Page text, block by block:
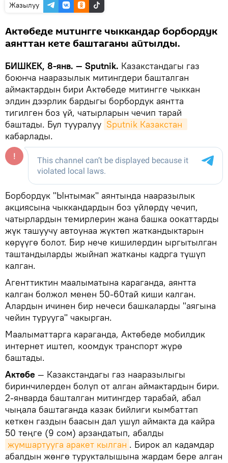
Жазылуу
Актөбеде митингге чыккандар борбордук
аянттан кете баштаганы айтылды.
БИШКЕК, 8-янв. — Sputnik. Казакстандагы газ
боюнча нааразылык митингдери башталган
аймактардын бири Актөбеде митингге чыккан
элдин дээрлик бардыгы борбордук аянтта
тигилген боз үй, чатырларын чечип тарай
баштады. Бул тууралуу
кабарлады.
Борбордук "Ынтымак" аянтында нааразылык
акциясына чыккандардын боз үйлөрдү чечип,
чатырлардын темирлерин жана башка оокаттарды
жүк ташуучу автоунаа жүктөп жаткандыктарын
көрүүгө болот. Бир нече кишилердин ыргытылган
таштандыларды жыйнап жатканы кадрга түшүп
калган.
Агенттиктин маалыматына караганда, аянтта
калган болжол менен 50-60тай киши калган.
Алардын ичинен бир нечеси башкаларды "аягына
чейин турууга" чакырган.
Маалыматтарга караганда, Актөбеде мобилдик
интернет иштеп, коомдук транспорт жүрө
баштады.
Актөбе — Казакстандагы газ нааразылыгы
биринчилерден болуп от алган аймактардын бири.
2-январда башталган митингдер тарабай, абал
чыңала баштаганда казак бийлиги кымбаттап
кеткен газдын баасын дал ушул аймакта да кайра
50 теңге (9 сом) арзандатып, абалды
жумшартууга аракет кылган . Бирок ал кадамдар
абалдын жөнгө турукталышына жардам бере алган